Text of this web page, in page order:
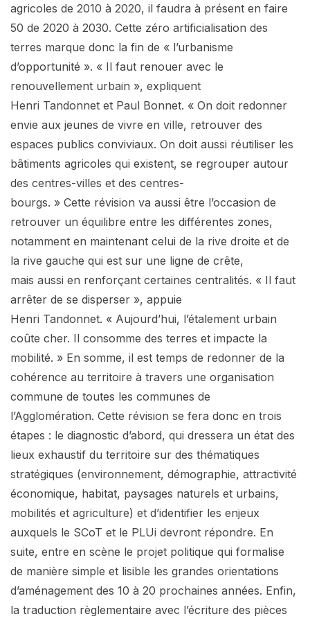
agricoles de 2010 à 2020, il faudra à présent en faire
50 de 2020 à 2030. Cette zéro artificialisation des
terres marque donc la fin de « l’urbanisme
d’opportunité ». « Il faut renouer avec le
renouvellement urbain », expliquent
Henri Tandonnet et Paul Bonnet. « On doit redonner
envie aux jeunes de vivre en ville, retrouver des
espaces publics conviviaux. On doit aussi réutiliser les
bâtiments agricoles qui existent, se regrouper autour
des centres-villes et des centres-
bourgs. » Cette révision va aussi être l’occasion de
retrouver un équilibre entre les différentes zones,
notamment en maintenant celui de la rive droite et de
la rive gauche qui est sur une ligne de crête,
mais aussi en renforçant certaines centralités. « Il faut
arrêter de se disperser », appuie
Henri Tandonnet. « Aujourd’hui, l’étalement urbain
coûte cher. Il consomme des terres et impacte la
mobilité. » En somme, il est temps de redonner de la
cohérence au territoire à travers une organisation
commune de toutes les communes de
l’Agglomération. Cette révision se fera donc en trois
étapes : le diagnostic d’abord, qui dressera un état des
lieux exhaustif du territoire sur des thématiques
stratégiques (environnement, démographie, attractivité
économique, habitat, paysages naturels et urbains,
mobilités et agriculture) et d’identifier les enjeux
auxquels le SCoT et le PLUi devront répondre. En
suite, entre en scène le projet politique qui formalise
de manière simple et lisible les grandes orientations
d’aménagement des 10 à 20 prochaines années. Enfin,
la traduction règlementaire avec l’écriture des pièces